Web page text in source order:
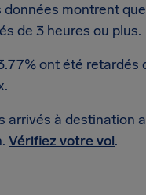
données montrent
de 3 heures ou plus.
ont été retardés
arrivés à destination
Vérifiez votre vol.